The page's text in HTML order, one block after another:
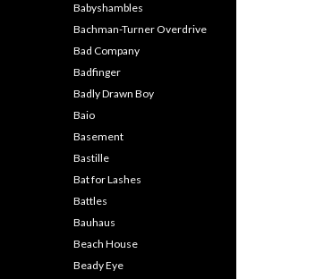
Babyshambles
Bachman-Turner Overdrive
Bad Company
Badfinger
Badly Drawn Boy
Baio
Basement
Bastille
Bat for Lashes
Battles
Bauhaus
Beach House
Beady Eye